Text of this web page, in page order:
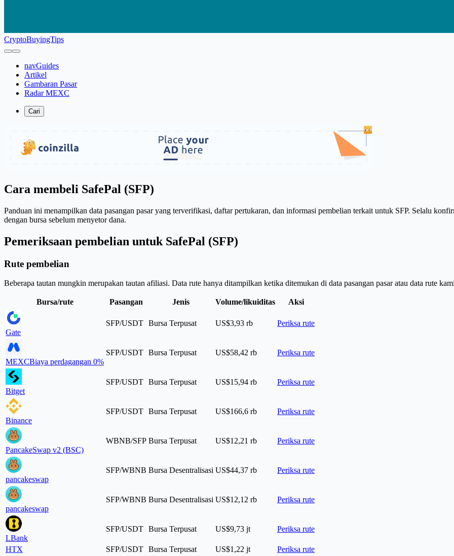
CryptoBuyingTips
navGuides
Artikel
Gambaran Pasar
Radar MEXC
Cari
Cara membeli SafePal (SFP)
Panduan ini menampilkan data pasangan pasar yang terverifikasi, daftar pertukaran, dan informasi pembelian terkait untuk SFP. Selalu
dengan bursa sebelum menyetor dana.
Pemeriksaan pembelian untuk SafePal (SFP)
Rute pembelian
Beberapa tautan mungkin merupakan tautan afiliasi. Data rute hanya ditampilkan ketika ditemukan di data pasangan pasar atau data rute
Bursa/rute Pasangan Jenis Volume/likuiditas Aksi
Gate
SFP/USDT Bursa Terpusat US$3,93 rb Periksa rute
MEXCBiaya perdagangan 0%
SFP/USDT Bursa Terpusat US$58,42 rb Periksa rute
Bitget
SFP/USDT Bursa Terpusat US$15,94 rb Periksa rute
Binance
SFP/USDT Bursa Terpusat US$166,6 rb Periksa rute
PancakeSwap v2 (BSC)
WBNB/SFP Bursa Terpusat US$12,21 rb Periksa rute
pancakeswap
SFP/WBNB Bursa Desentralisasi US$44,37 rb Periksa rute
pancakeswap
SFP/WBNB Bursa Desentralisasi US$12,12 rb Periksa rute
LBank
SFP/USDT Bursa Terpusat US$9,73 jt Periksa rute
HTX SFP/USDT Bursa Terpusat US$1,22 jt Periksa rute